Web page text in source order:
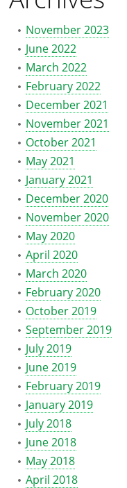
November 2023
June 2022
March 2022
February 2022
December 2021
November 2021
October 2021
May 2021
January 2021
December 2020
November 2020
May 2020
April 2020
March 2020
February 2020
October 2019
September 2019
July 2019
June 2019
February 2019
January 2019
July 2018
June 2018
May 2018
April 2018